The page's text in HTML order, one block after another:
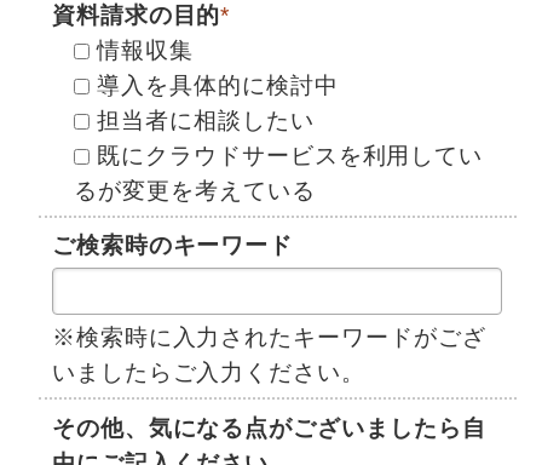
資料請求の目的*
情報収集
導入を具体的に検討中
担当者に相談したい
既にクラウドサービスを利用してい
るが変更を考えている
ご検索時のキーワード
※検索時に入力されたキーワードがござ
いましたらご入力ください。
その他、気になる点がございましたら自